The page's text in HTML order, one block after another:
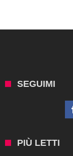
SEGUIMI
PIÙ LETTI